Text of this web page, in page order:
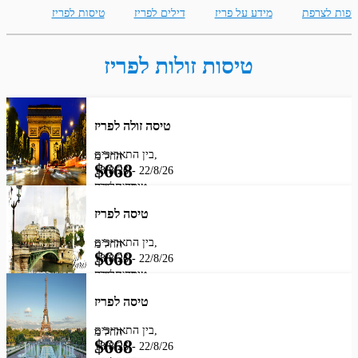
טיסות לפריז דילים לפריז מידע על פריז לצרפת
טיסות זולות לפריז
טיסה זולה לפריז
החל מ
$668
מחיר לאדם
18/8/26- 22/8/26
טיסה סדירה
טיסה לפריז
החל מ
$668
מחיר לאדם
18/8/26- 22/8/26
טיסה סדירה
טיסה לפריז
החל מ
$668
18/8/26- 22/8/26